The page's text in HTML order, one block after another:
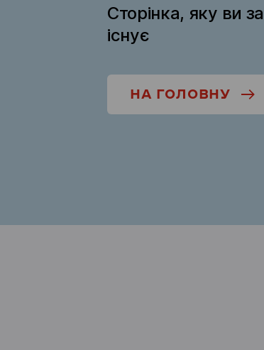
Сторінка, яку ви
існує
НА ГОЛОВНУ